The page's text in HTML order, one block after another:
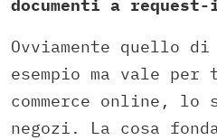
documenti a request-
Ovviamente quello di
esempio ma vale
commerce online, lo
negozi. La cosa